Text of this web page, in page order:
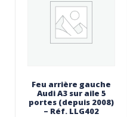
Feu arrière gauche
Audi A3 sur aile 5
portes (depuis 2008)
– Réf. LLG402